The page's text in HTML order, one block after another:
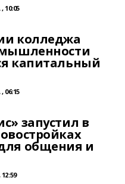
10:05
колледжа
капитальный
06:15
запустил в
общения и